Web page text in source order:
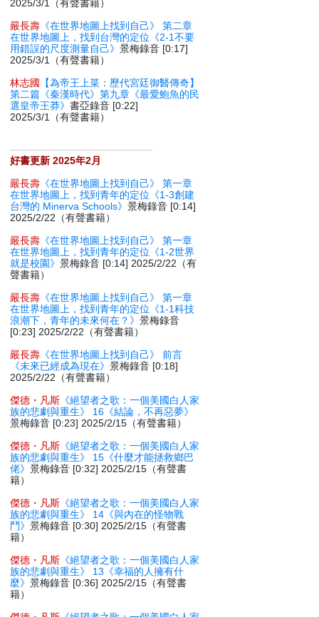
2025/3/1（有聲書籍）
嚴長壽 《在世界地圖上找到自己》 第二章
在世界地圖上，找到台灣的定位《2-1不要
用錯誤的尺度測量自己》景梅錄音 [0:17]
2025/3/1（有聲書籍）
林志國
【為帝王上菜：歷代宮廷御醫傳奇】
第二篇《秦漢時代》第九章《最愛鮑魚的民
選皇帝王莽》書亞錄音 [0:22]
2025/3/1（有聲書籍）
好書更新 2025年2月
嚴長壽 《在世界地圖上找到自己》 第一章
在世界地圖上，找到青年的定位《1-3創建
台灣的 Minerva Schools》景梅錄音 [0:14]
2025/2/22（有聲書籍）
嚴長壽 《在世界地圖上找到自己》 第一章
在世界地圖上，找到青年的定位《1-2世界
就是校園》景梅錄音 [0:14] 2025/2/22（有
聲書籍）
嚴長壽 《在世界地圖上找到自己》 第一章
在世界地圖上，找到青年的定位《1-1科技
浪潮下，青年的未來何在？》景梅錄音
[0:23] 2025/2/22（有聲書籍）
嚴長壽 《在世界地圖上找到自己》 前言
《未來已經成為現在》景梅錄音 [0:18]
2025/2/22（有聲書籍）
傑德・凡斯 《絕望者之歌：一個美國白人家
族的悲劇與重生》 16《結論，不再惡夢》
景梅錄音 [0:23] 2025/2/15（有聲書籍）
傑德・凡斯 《絕望者之歌：一個美國白人家
族的悲劇與重生》 15《什麼才能拯救鄉巴
佬》景梅錄音 [0:32] 2025/2/15（有聲書
籍）
傑德・凡斯 《絕望者之歌：一個美國白人家
族的悲劇與重生》 14《與內在的怪物戰
鬥》景梅錄音 [0:30] 2025/2/15（有聲書
籍）
傑德・凡斯 《絕望者之歌：一個美國白人家
族的悲劇與重生》 13《幸福的人擁有什
麼》景梅錄音 [0:36] 2025/2/15（有聲書
籍）